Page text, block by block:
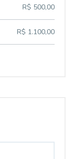
R$ 500,00
R$ 1.100,00